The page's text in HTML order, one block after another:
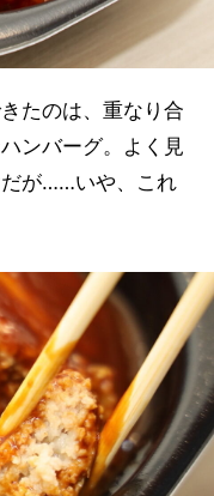
たのは、重なり合
ンバーグ。よく見
だが……いや、これ